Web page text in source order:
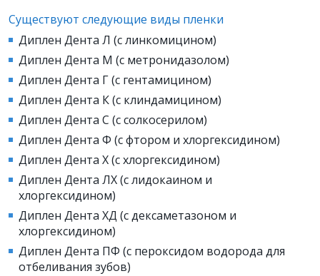
Существуют следующие виды пленки
Диплен Дента Л (с линкомицином)
Диплен Дента М (с метронидазолом)
Диплен Дента Г (с гентамицином)
Диплен Дента К (с клиндамицином)
Диплен Дента С (с солкосерилом)
Диплен Дента Ф (с фтором и хлоргексидином)
Диплен Дента Х (с хлоргексидином)
Диплен Дента ЛХ (с лидокаином и
хлоргексидином)
Диплен Дента ХД (с дексаметазоном и
хлоргексидином)
Диплен Дента ПФ (с пероксидом водорода для
отбеливания зубов)